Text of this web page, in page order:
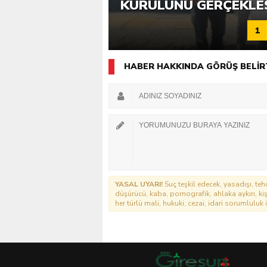
KATILIMLA
KURULUNU
1
HABER HAKKINDA GÖRÜŞ
YASAL UYARI! Suç teşkil edecek, yasadışı,
düşürücü, kaba, pornografik, ahlaka aykırı,
her türlü mali, hukuki, cezai, idari sorumluluk